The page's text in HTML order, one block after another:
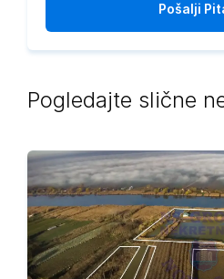
Pošalji
Pogledajte slične